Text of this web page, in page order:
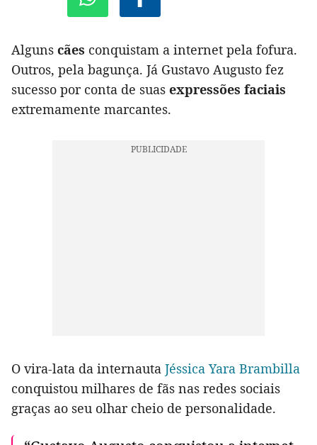
Alguns cães conquistam a internet pela fofura.
Outros, pela bagunça. Já Gustavo Augusto fez
sucesso por conta de suas expressões faciais
extremamente marcantes.
O vira-lata da internauta Jéssica Yara Brambilla
conquistou milhares de fãs nas redes sociais
graças ao seu olhar cheio de personalidade.